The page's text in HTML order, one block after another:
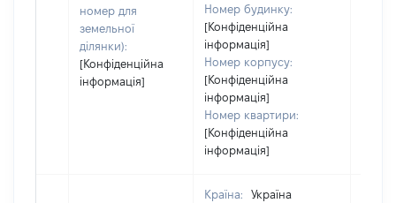
номер для
земельної
ділянки):
[Конфіденційна
інформація]
Номер будинку:
[Конфіденційна
інформація]
Номер корпусу:
[Конфіденційна
інформація]
Номер квартири:
[Конфіденційна
інформація]
Країна:
Україна